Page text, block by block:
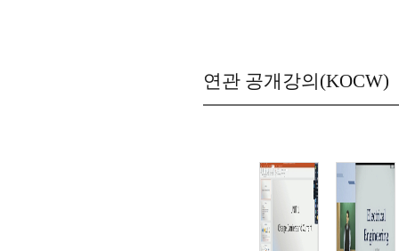
연관 공개강의(KOCW)